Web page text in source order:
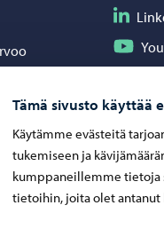
Tämä sivusto käyttää
Käytämme evästeitä
tukemiseen ja
kumppaneillemme tietoja
tietoihin, joita olet antanut
Seuraa
Seuraa